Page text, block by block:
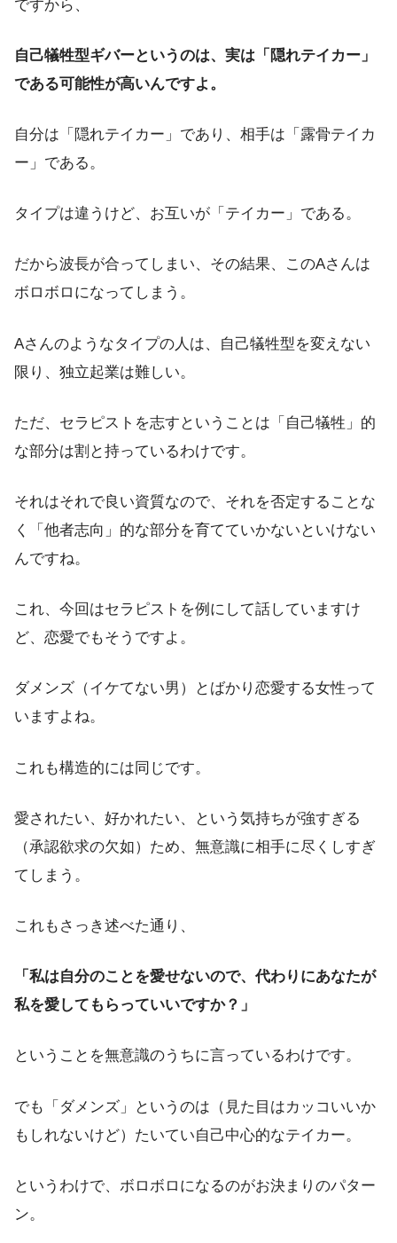
ですから、
自己犠牲型ギバーというのは、実は「隠れテイカー」
である可能性が高いんですよ。
自分は「隠れテイカー」であり、相手は「露骨テイカ
ー」である。
タイプは違うけど、お互いが「テイカー」である。
だから波長が合ってしまい、その結果、このAさんは
ボロボロになってしまう。
Aさんのようなタイプの人は、自己犠牲型を変えない
限り、独立起業は難しい。
ただ、セラピストを志すということは「自己犠牲」的
な部分は割と持っているわけです。
それはそれで良い資質なので、それを否定することな
く「他者志向」的な部分を育てていかないといけない
んですね。
これ、今回はセラピストを例にして話していますけ
ど、恋愛でもそうですよ。
ダメンズ（イケてない男）とばかり恋愛する女性って
いますよね。
これも構造的には同じです。
愛されたい、好かれたい、という気持ちが強すぎる
（承認欲求の欠如）ため、無意識に相手に尽くしすぎ
てしまう。
これもさっき述べた通り、
「私は自分のことを愛せないので、代わりにあなたが
私を愛してもらっていいですか？」
ということを無意識のうちに言っているわけです。
でも「ダメンズ」というのは（見た目はカッコいいか
もしれないけど）たいてい自己中心的なテイカー。
というわけで、ボロボロになるのがお決まりのパター
ン。